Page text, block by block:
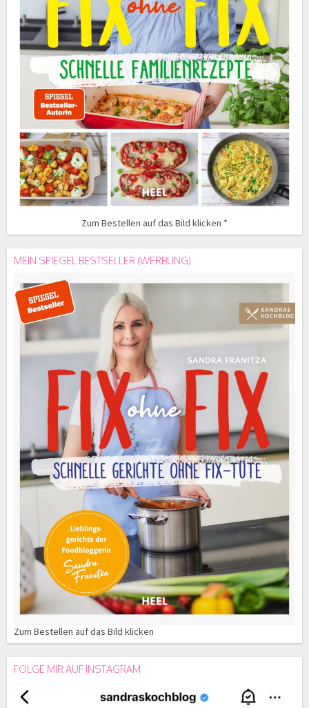
Zum Bestellen auf das Bild klicken *
MEIN SPIEGEL BESTSELLER (WERBUNG)
Zum Bestellen auf das Bild klicken
FOLGE MIR AUF INSTAGRAM